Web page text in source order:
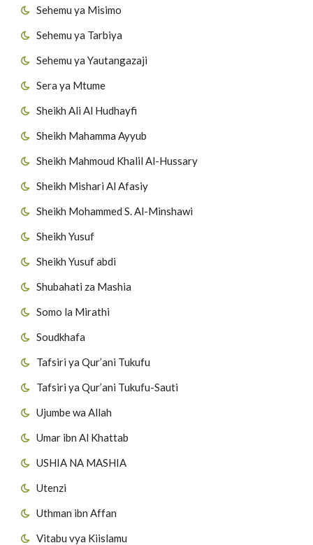
Sehemu ya Misimo
Sehemu ya Tarbiya
Sehemu ya Yautangazaji
Sera ya Mtume
Sheikh Ali Al Hudhayfi
Sheikh Mahamma Ayyub
Sheikh Mahmoud Khalil Al-Hussary
Sheikh Mishari Al Afasiy
Sheikh Mohammed S. Al-Minshawi
Sheikh Yusuf
Sheikh Yusuf abdi
Shubahati za Mashia
Somo la Mirathi
Soudkhafa
Tafsiri ya Qur’ani Tukufu
Tafsiri ya Qur’ani Tukufu-Sauti
Ujumbe wa Allah
Umar ibn Al Khattab
USHIA NA MASHIA
Utenzi
Uthman ibn Affan
Vitabu vya Kiislamu